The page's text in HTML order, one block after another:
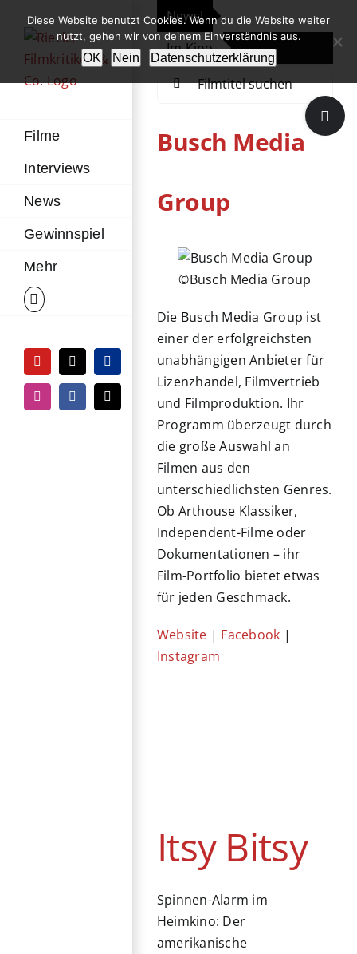
Inhalt
springen
Filme
Interviews
News
Gewinnspiel
Mehr
YouTubeTiktokPayPal
InstagramFacebook
E-
Mail
News!
Im Kino
Die
Busch Media
Group
©Busch Media Group
Die Busch Media Group ist
einer der erfolgreichsten
unabhängigen Anbieter für
Lizenzhandel, Filmvertrieb
und Filmproduktion. Ihr
Programm überzeugt durch
die große Auswahl an
Filmen aus den
unterschiedlichsten Genres.
Ob Arthouse Klassiker,
Independent-Filme oder
Dokumentationen – ihr
Film-Portfolio bietet etwas
für jeden Geschmack.
Website | Facebook |
Instagram
Itsy Bitsy
Spinnen-Alarm im
Heimkino: Der
amerikanische
Toggle
Sliding
Diese Website benutzt Cookies. Wenn du die Website weiter
nutzt, gehen wir von deinem Einverständnis aus.
OK Nein Datenschutzerklärung